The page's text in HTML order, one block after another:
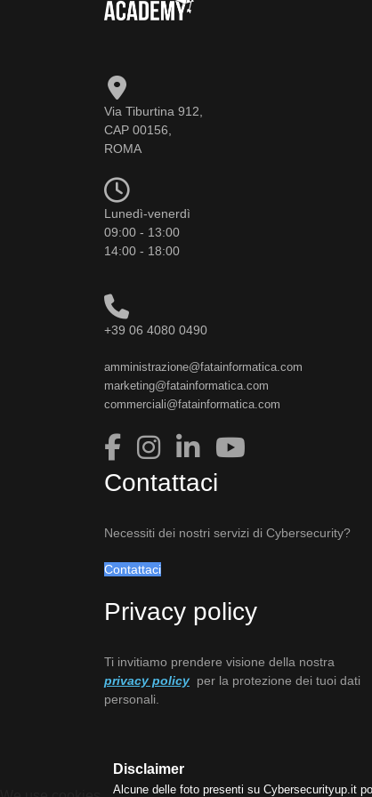
Via Tiburtina 912,
CAP 00156,
ROMA
Lunedì-venerdì
09:00 - 13:00
14:00 - 18:00
+39 06 4080 0490
amministrazione@fatainformatica.com
marketing@fatainformatica.com
commerciali@fatainformatica.com
Contattaci
Necessiti dei nostri servizi di Cybersecurity?
Contattaci
Privacy policy
Ti invitiamo prendere visione della nostra
privacy policy per la protezione dei tuoi dati
personali.
Disclaimer
Alcune delle foto presenti su Cybersecurityup.it